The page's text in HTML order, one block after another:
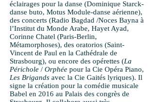
éclairages pour la danse (Dominique Starck-
danse buto, Motus Module-danse aérienne),
des concerts (Radio Bagdad /Noces Bayna à
l’Institut du Monde Arabe, Hayet Ayad,
Corinne Chatel (Paris-Berlin,
Métamorphoses), des oratorios (Saint-
Vincent de Paul en la Cathédrale de
Strasbourg), ou encore des opérettes (La
Périchole / Orphée pour la Cie Opéra Piano,
Les Brigands avec la Cie Gaités lyriques). Il
signe la création pour la comédie musicale
Babel en 2016 au Palais des congrès de